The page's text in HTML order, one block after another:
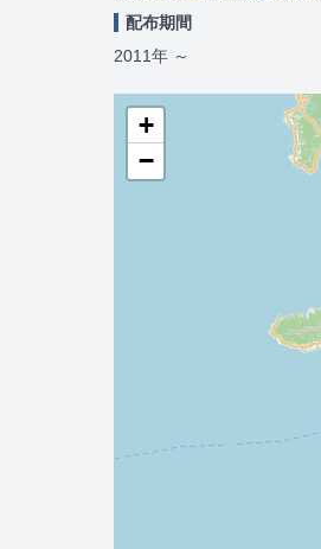
配布期間
2011年 ～
+
−